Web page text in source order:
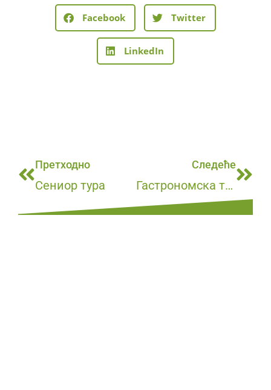
Facebook Twitter
LinkedIn
Претходно
Сениор тура
Следеће
Гастрономска тура